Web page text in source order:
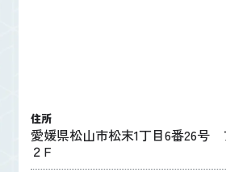
住所
愛媛県松山市松末1丁目6番26号
２F